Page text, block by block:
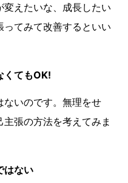
えたいな、成長したい
てみて改善するといい
くてもOK!
ないのです。無理をせ
張の方法を考えてみま
はない